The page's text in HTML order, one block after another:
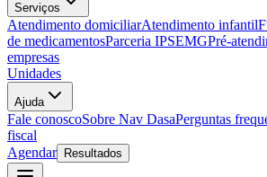
Serviços
Atendimento domiciliarAtendimento infantil
de medicamentosParceria IPSEMGPré-
empresas
Unidades
Ajuda
Fale conoscoSobre Nav DasaPerguntas
fiscal
Agendar
Resultados